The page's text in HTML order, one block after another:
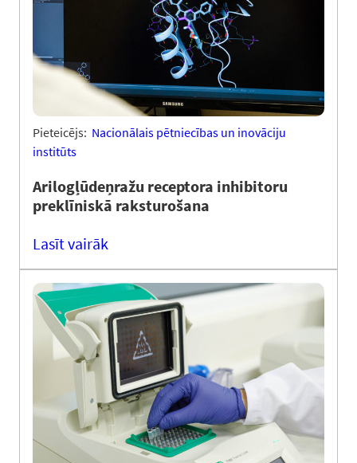
Pieteicējs: Nacionālais pētniecības un inovāciju
institūts
Arilogļūdeņražu receptora inhibitoru
preklīniskā raksturošana
Lasīt vairāk